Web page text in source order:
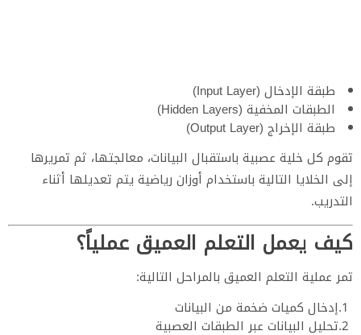
طبقة الإدخال (Input Layer)
الطبقات المخفية (Hidden Layers)
طبقة الإخراج (Output Layer)
تقوم كل خلية عصبية باستقبال البيانات، معالجتها، ثم تمريرها
إلى الخلايا التالية باستخدام أوزان رياضية يتم تعديلها أثناء
التدريب.
كيف يعمل التعلم العميق عملياً؟
تمر عملية التعلم العميق بالمراحل التالية:
إدخال كميات ضخمة من البيانات
تحليل البيانات عبر الطبقات العصبية